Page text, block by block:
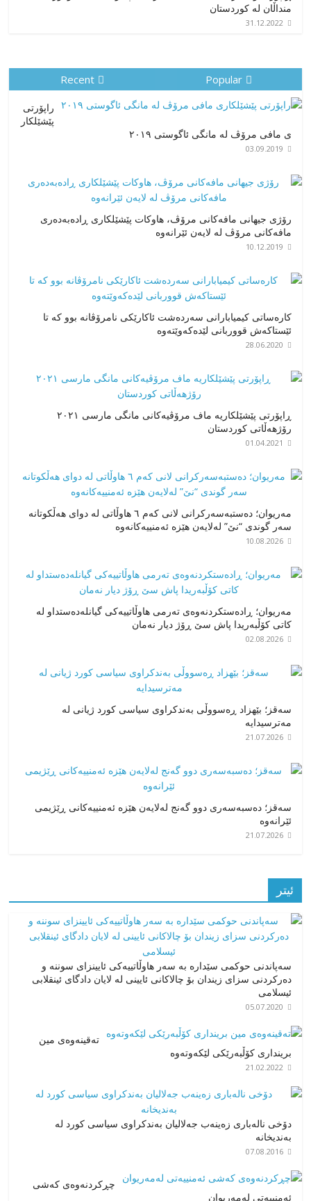
منداڵان لە کوردستان
31.12.2022
Popular
Recent
راپۆرتی
پێشێلكار
ی مافی مرۆڤ له‌ مانگی ئاگوستی ٢٠١٩
03.09.2019
رۆژی جیهانی مافەکانی مرۆڤ، هاوکات پێشێلکاری ڕادەبەدەری
مافەکانی مرۆڤ لە لایەن ئێرانەوە
10.12.2019
کارەساتی کیمیابارانی سەردەشت ئاکارێکی نامرۆڤانە بوو کە تا
ئێستاکەش قووربانی لێدەکەوێتەوە
28.06.2020
ڕاپۆرتی پێشێلکاریە ماف مرۆڤیەکانی مانگی مارسی ٢٠٢١
رۆژهەڵاتی کوردستان
01.04.2021
مەریوان؛ دەستبەسەرکرانی لانی کەم ٦ هاوڵاتی لە دوای هەڵکوتانە
سەر گوندی “نێ” لەلایەن هێزە ئه‌منییەکانەوە
10.08.2026
مەریوان؛ ڕادەستکردنەوەی تەرمی هاوڵاتییەکی گیانلەدەستداو لە
کاتی کۆڵبەریدا پاش سێ ڕۆژ دیار نەمان
02.08.2026
سەقز؛ بێهزاد ڕەسووڵی بەندکراوی سیاسی کورد ژیانی لە
مەترسیدایە
21.07.2026
سەقز؛ دەسبەسەری دوو گەنج لەلایەن هێزە ئەمنییەکانی ڕێژیمی
ئێرانەوە
21.07.2026
ئیتر
سەپاندنی حوکمی سێدارە بە سەر هاوڵاتییەکی ئایینزای سوننە و
دەرکردنی سزای زیندان بۆ چالاکانی ئایینی لە لایان دادگای ئینقلابی
ئیسلامی
05.07.2020
تەقینەوەی مین
برینداری کۆڵبەرێکی لێکەوتەوە
21.02.2022
دۆخی ناله‌باری زه‌ینه‌ب جه‌لالیان به‌ندكراوی سیاسی كورد له‌
به‌ندیخانه
07.08.2016
چڕکردنەوەی کەشی
ئەمنییەتی لەمەریوان